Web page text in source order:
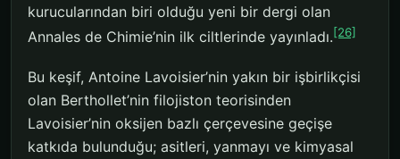
kurucularından biri olduğu yeni bir dergi olan
Annales de Chimie’nin ilk ciltlerinde yayınladı.[26]
Bu keşif, Antoine Lavoisier’nin yakın bir işbirlikçisi
olan Berthollet’nin filojiston teorisinden
Lavoisier’nin oksijen bazlı çerçevesine geçişe
katkıda bulunduğu; asitleri, yanmayı ve kimyasal